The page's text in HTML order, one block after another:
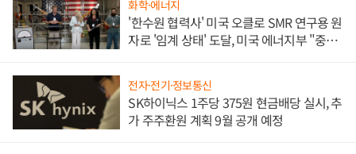
화학·에너지
'한수원 협력사' 미국 오클로 SMR 연구용 원
자로 '임계 상태' 도달, 미국 에너지부 "중요
전자·전기·정보통신
SK하이닉스 1주당 375원 현금배당 실시, 추
가 주주환원 계획 9월 공개 예정